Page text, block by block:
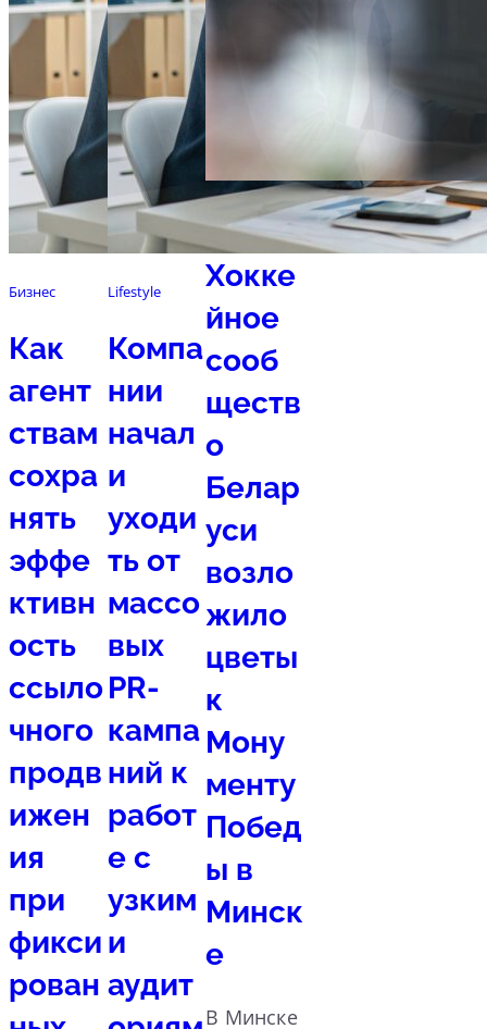
Бизнес
Как
агент
ствам
сохра
нять
эффе
ктивн
ость
ссыло
чного
продв
ижен
ия
при
фикси
рован
Lifestyle
Компа
нии
начал
и
уходи
ть от
массо
вых
PR-
кампа
ний к
работ
е с
узким
и
аудит
Спорт
Хокке
йное
сооб
ществ
о
Белар
уси
возло
жило
цветы
к
Мону
менту
Побед
ы в
Минск
е
В Минске